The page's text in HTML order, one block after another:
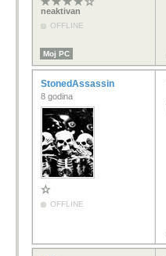
neaktivan
OFFLINE
Moj PC
StonedAssassin
8 godina
OFFLINE